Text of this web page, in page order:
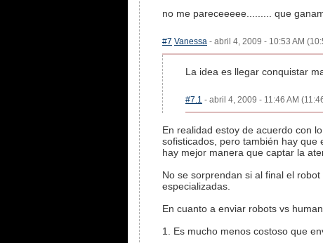
no me pareceeeee......... que
#7 Vanessa - abril 4, 2009 - 10:53 AM
La idea es llegar conquistar
#7.1 - abril 4, 2009 - 11:46 AM
En realidad estoy de acuerdo con
sofisticados, pero también hay
hay mejor manera que captar la
No se sorprendan si al final el
especializadas.
En cuanto a enviar robots vs
1. Es mucho menos costoso que